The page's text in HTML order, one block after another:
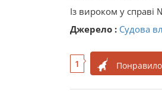
Із вироком у
Джерело : Судова
1